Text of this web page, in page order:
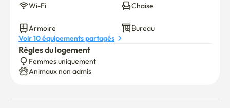
#Université Yonsei #Yonsei Stay #Yonsei Stay Terrace
#ÉtudianteLogement #Chambre commune #Étudier à
l'étranger #Hongdae #Sinchon #Séoul
Wi-Fi Chaise
Armoire
Bureau
Voir 10 équipements partagés
Règles du logement
Femmes uniquement
Animaux non admis